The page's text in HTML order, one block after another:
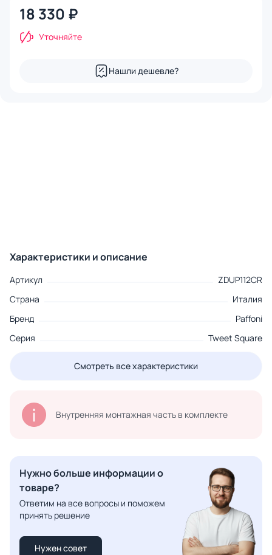
18 330 ₽
Уточняйте
Нашли дешевле?
Характеристики и описание
Артикул
ZDUP112CR
Страна
Италия
Бренд
Paffoni
Серия
Tweet Square
Смотреть все характеристики
Внутренняя монтажная часть в комплекте
Нужно больше информации о
товаре?
Ответим на все вопросы и поможем
принять решение
Нужен совет